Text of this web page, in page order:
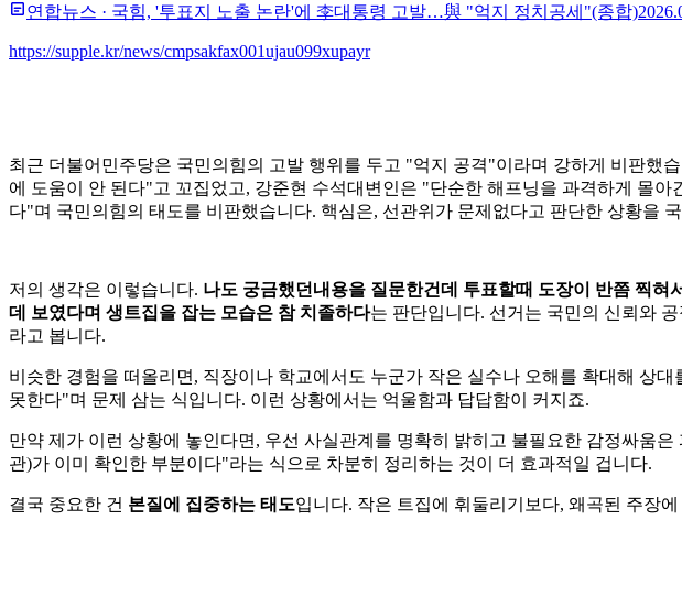
연합뉴스 · 국힘, '투표지 노출 논란'에 李대통령 고발…與 "억지 정치공세"(종합)
https://supple.kr/news/cmpsakfax001ujau099xupayr
최근 더불어민주당은 국민의힘의 고발 행위를 두고 "억지 공격"이라며 강하게 비판했
에 도움이 안 된다"고 꼬집었고, 강준현 수석대변인은 "단순한 해프닝을 과격하게 몰
다"며 국민의힘의 태도를 비판했습니다. 핵심은, 선관위가 문제없다고 판단한 상황을
저의 생각은 이렇습니다. 나도 궁금했던내용을 질문한건데 투표할때 도장이 반쯤 찍
데 보였다며 생트집을 잡는 모습은 참 치졸하다는 판단입니다. 선거는 국민의 신뢰와
라고 봅니다.
비슷한 경험을 떠올리면, 직장이나 학교에서도 누군가 작은 실수나 오해를 확대해 상
못한다"며 문제 삼는 식입니다. 이런 상황에서는 억울함과 답답함이 커지죠.
만약 제가 이런 상황에 놓인다면, 우선 사실관계를 명확히 밝히고 불필요한 감정싸움
관)가 이미 확인한 부분이다"라는 식으로 차분히 정리하는 것이 더 효과적일 겁니다.
결국 중요한 건 본질에 집중하는 태도입니다. 작은 트집에 휘둘리기보다, 왜곡된 주장